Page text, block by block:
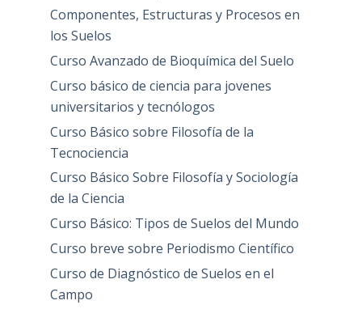
Componentes, Estructuras y Procesos en
los Suelos
Curso Avanzado de Bioquímica del Suelo
Curso básico de ciencia para jovenes
universitarios y tecnólogos
Curso Básico sobre Filosofía de la
Tecnociencia
Curso Básico Sobre Filosofía y Sociología
de la Ciencia
Curso Básico: Tipos de Suelos del Mundo
Curso breve sobre Periodismo Científico
Curso de Diagnóstico de Suelos en el
Campo